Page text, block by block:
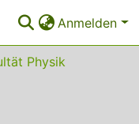
Anmelden
Physik